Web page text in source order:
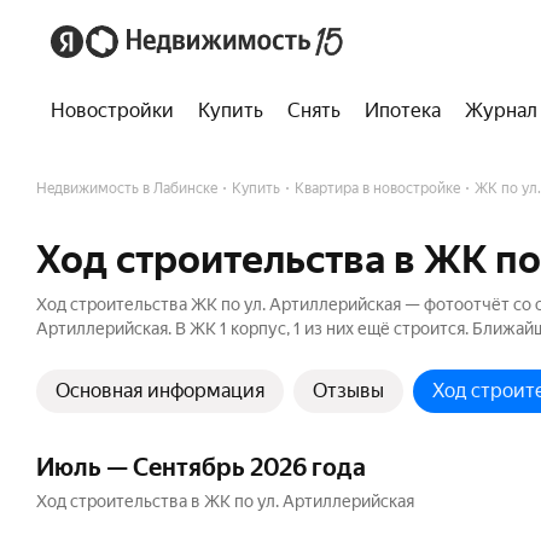
Новостройки Купить Снять Ипотека Журнал
Недвижимость в Лабинске Купить Квартира в новостройке ЖК по ул.
Ход строительства в ЖК
Ход строительства ЖК по ул. Артиллерийская — фотоотчёт со
Артиллерийская. В ЖК 1 корпус, 1 из них ещё строится.
Основная информация Отзывы Ход
Июль — Сентябрь 2026 года
Ход строительства в ЖК по ул. Артиллерийская